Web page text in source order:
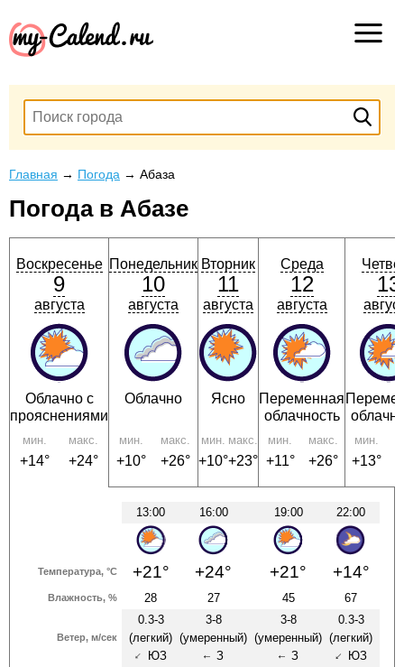
Главная → Погода → Абаза
Погода в Абазе
Воскресенье
9
августа
Облачно с
прояснениями
мин.
+14°
макс.
+24°
Понедельник
10
августа
Облачно
мин.
+10°
макс.
+26°
Вторник
11
августа
Ясно
мин.
+10°
макс.
+23°
Среда
12
августа
Переменная
облачность
мин.
+11°
макс.
+26°
13
мин.
+13°
13:00 16:00 19:00 22:00
Температура, °C +21° +24° +21° +14°
Влажность, % 28 27 45 67
Ветер, м/сек
0.3-3
(легкий)
↑ ЮЗ
3-8
(умеренный)
↑З
3-8
(умеренный)
↑З
0.3-3
(легкий)
↑ ЮЗ